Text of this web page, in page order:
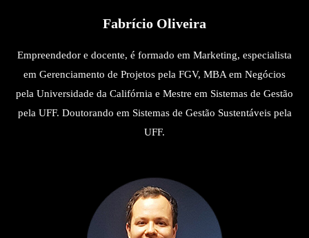
Fabrício Oliveira
Empreendedor e docente, é formado em Marketing, especialista
em Gerenciamento de Projetos pela FGV, MBA em Negócios
pela Universidade da Califórnia e Mestre em Sistemas de Gestão
pela UFF. Doutorando em Sistemas de Gestão Sustentáveis pela
UFF.